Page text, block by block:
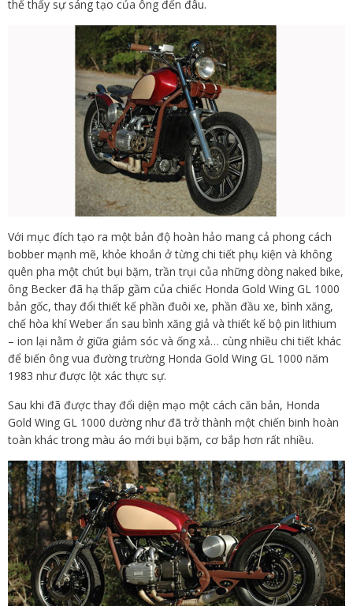
thể thấy sự sáng tạo của ông đến đâu.
Với mục đích tạo ra một bản độ hoàn hảo mang cả phong cách
bobber mạnh mẽ, khỏe khoắn ở từng chi tiết phụ kiện và không
quên pha một chút bụi bặm, trần trụi của những dòng naked bike,
ông Becker đã hạ thấp gầm của chiếc Honda Gold Wing GL 1000
bản gốc, thay đổi thiết kế phần đuôi xe, phần đầu xe, bình xăng,
chế hòa khí Weber ẩn sau bình xăng giả và thiết kế bộ pin lithium
– ion lại nằm ở giữa giảm sóc và ống xả… cùng nhiều chi tiết khác
để biến ông vua đường trường Honda Gold Wing GL 1000 năm
1983 như được lột xác thực sự.
Sau khi đã được thay đổi diện mạo một cách căn bản, Honda
Gold Wing GL 1000 dường như đã trở thành một chiến binh hoàn
toàn khác trong màu áo mới bụi bặm, cơ bắp hơn rất nhiều.